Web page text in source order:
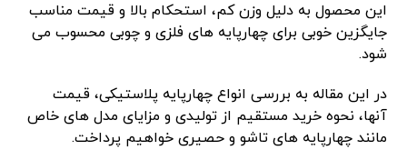
این محصول به دلیل وزن کم، استحکام بالا و قیمت مناسب
جایگزین خوبی برای چهارپایه های فلزی و چوبی محسوب می
شود.
در این مقاله به بررسی انواع چهارپایه پلاستیکی، قیمت
آنها، نحوه خرید مستقیم از تولیدی و مزایای مدل های خاص
مانند چهارپایه های تاشو و حصیری خواهیم پرداخت.